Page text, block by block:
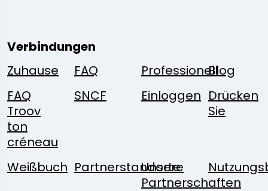
Verbindungen
Zuhause
FAQ ProfessionellBlog
FAQ
Troov
ton
créneau
SNCF Einloggen Drücken
Sie
Weißbuch Partnerstandorte
Unsere
Partnerschaften